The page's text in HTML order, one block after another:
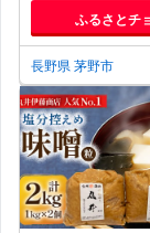
ふるさとチ
長野県 茅野市